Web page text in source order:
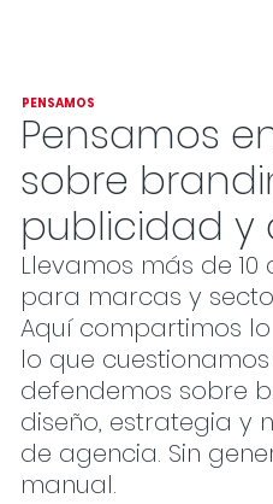
PENSAMOS
Pensamos
sobre
publicidad y
Llevamos más de
para marcas y
Aquí compartimos
lo que
defendemos sobre
diseño, estrategia y
de agencia. Sin
manual.